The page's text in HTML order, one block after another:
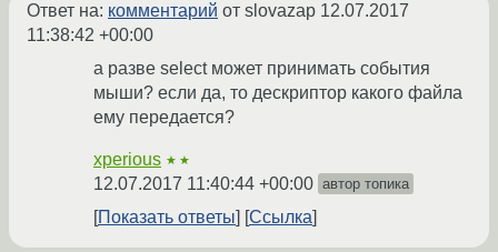
Ответ на: комментарий от slovazap 12.07.2017
11:38:42 +00:00
а разве select может принимать события
мыши? если да, то дескриптор какого файла
ему передается?
xperious ★★
12.07.2017 11:40:44 +00:00 автор топика
Показать ответы Ссылка